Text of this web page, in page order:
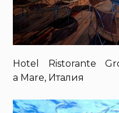
Hotel Ristorante
a Mare, Италия